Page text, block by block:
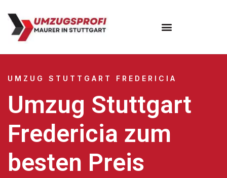
UMZUG STUTTGART FREDERICIA
Umzug Stuttgart
Fredericia zum
besten Preis